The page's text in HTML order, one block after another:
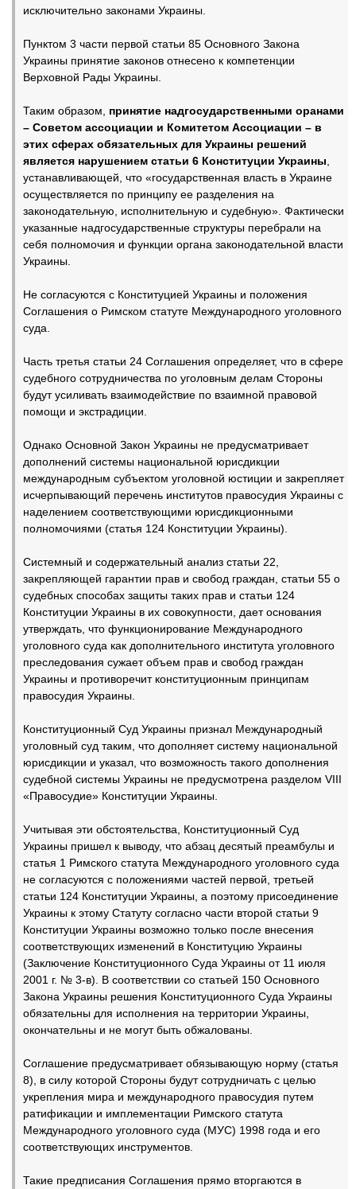
исключительно законами Украины.
Пунктом 3 части первой статьи 85 Основного Закона
Украины принятие законов отнесено к компетенции
Верховной Рады Украины.
Таким образом, принятие надгосударственными оранами
– Советом ассоциации и Комитетом Ассоциации – в
этих сферах обязательных для Украины решений
является нарушением статьи 6 Конституции Украины
устанавливающей, что «государственная власть в Украине
осуществляется по принципу ее разделения на
законодательную, исполнительную и судебную». Фактически
указанные надгосударственные структуры перебрали на
себя полномочия и функции органа законодательной власти
Украины.
Не согласуются с Конституцией Украины и положения
Соглашения о Римском статуте Международного уголовного
суда.
Часть третья статьи 24 Соглашения определяет, что в сфере
судебного сотрудничества по уголовным делам Стороны
будут усиливать взаимодействие по взаимной правовой
помощи и экстрадиции.
Однако Основной Закон Украины не предусматривает
дополнений системы национальной юрисдикции
международным субъектом уголовной юстиции и закрепляет
исчерпывающий перечень институтов правосудия Украины с
наделением соответствующими юрисдикционными
полномочиями (статья 124 Конституции Украины).
Системный и содержательный анализ статьи 22,
закрепляющей гарантии прав и свобод граждан, статьи 55 о
судебных способах защиты таких прав и статьи 124
Конституции Украины в их совокупности, дает основания
утверждать, что функционирование Международного
уголовного суда как дополнительного института уголовного
преследования сужает объем прав и свобод граждан
Украины и противоречит конституционным принципам
правосудия Украины.
Конституционный Суд Украины признал Международный
уголовный суд таким, что дополняет систему национальной
юрисдикции и указал, что возможность такого дополнения
судебной системы Украины не предусмотрена разделом VIII
«Правосудие» Конституции Украины.
Учитывая эти обстоятельства, Конституционный Суд
Украины пришел к выводу, что абзац десятый преамбулы и
статья 1 Римского статута Международного уголовного суда
не согласуются с положениями частей первой, третьей
статьи 124 Конституции Украины, а поэтому присоединение
Украины к этому Статуту согласно части второй статьи 9
Конституции Украины возможно только после внесения
соответствующих изменений в Конституцию Украины
(Заключение Конституционного Суда Украины от 11 июля
2001 г. № 3-в). В соответствии со статьей 150 Основного
Закона Украины решения Конституционного Суда Украины
обязательны для исполнения на территории Украины,
окончательны и не могут быть обжалованы.
Соглашение предусматривает обязывающую норму (статья
8), в силу которой Стороны будут сотрудничать с целью
укрепления мира и международного правосудия путем
ратификации и имплементации Римского статута
Международного уголовного суда (МУС) 1998 года и его
соответствующих инструментов.
Такие предписания Соглашения прямо вторгаются в